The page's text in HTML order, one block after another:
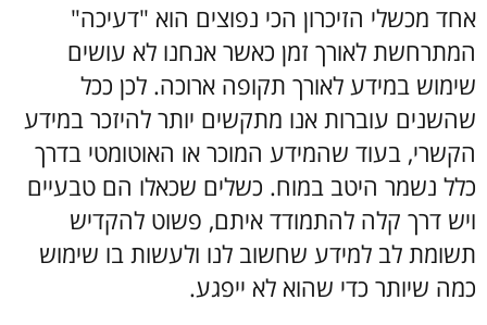
אחד מכשלי הזיכרון הכי נפוצים הוא "דעיכה"
המתרחשת לאורך זמן כאשר אנחנו לא עושים
שימוש במידע לאורך תקופה ארוכה. לכן ככל
שהשנים עוברות אנו מתקשים יותר להיזכר במידע
הקשרי, בעוד שהמידע המוכר או האוטומטי בדרך
כלל נשמר היטב במוח. כשלים שכאלו הם טבעיים
ויש דרך קלה להתמודד איתם, פשוט להקדיש
תשומת לב למידע שחשוב לנו ולעשות בו שימוש
כמה שיותר כדי שהוא לא ייפגע.